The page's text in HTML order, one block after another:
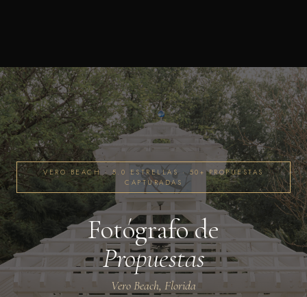
VERO BEACH · 5.0 ESTRELLAS · 50+ PROPUESTAS
CAPTURADAS
Fotógrafo de
Propuestas
Vero Beach, Florida